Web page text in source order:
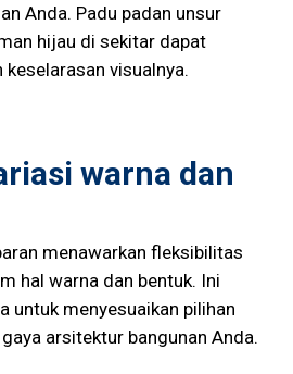
Anda. Padu padan unsur
hijau di sekitar dapat
visualnya.
warna dan
menawarkan fleksibilitas
hal warna dan bentuk. Ini
untuk menyesuaikan pilihan
arsitektur bangunan Anda.